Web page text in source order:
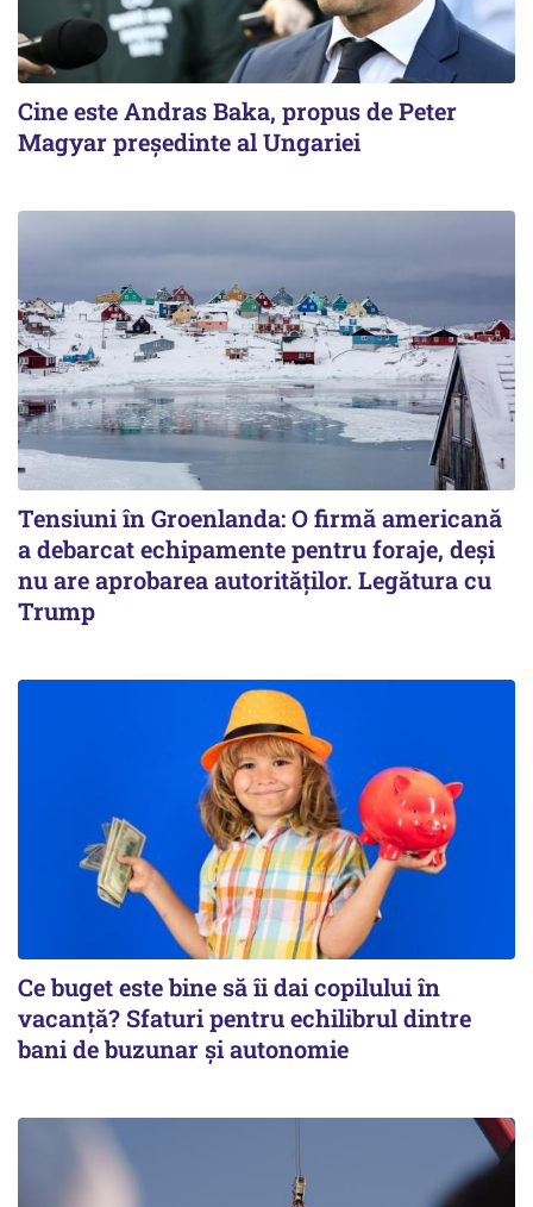
Cine este Andras Baka, propus de Peter
Magyar președinte al Ungariei
Tensiuni în Groenlanda: O firmă americană
a debarcat echipamente pentru foraje, deși
nu are aprobarea autorităților. Legătura cu
Trump
Ce buget este bine să îi dai copilului în
vacanță? Sfaturi pentru echilibrul dintre
bani de buzunar și autonomie